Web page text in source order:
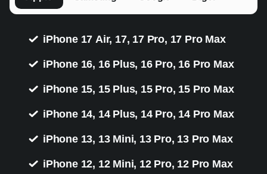
iPhone 17 Air, 17, 17 Pro, 17 Pro Max
iPhone 16, 16 Plus, 16 Pro, 16 Pro Max
iPhone 15, 15 Plus, 15 Pro, 15 Pro Max
iPhone 14, 14 Plus, 14 Pro, 14 Pro Max
iPhone 13, 13 Mini, 13 Pro, 13 Pro Max
iPhone 12, 12 Mini, 12 Pro, 12 Pro Max